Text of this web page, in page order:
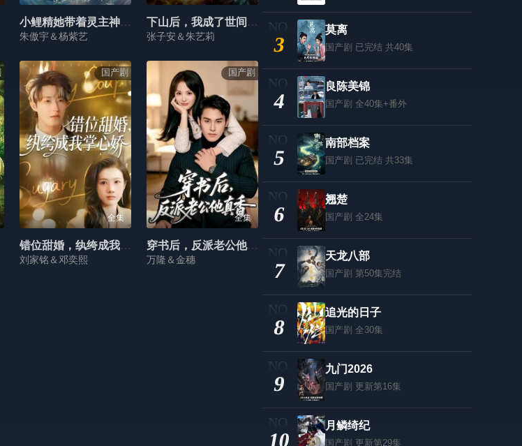
小鲤精她带着灵主神器回来了
朱傲宇＆杨紫艺
下山后，我成了世间唯一真神
张子安＆朱艺莉
国产剧
全集
错位甜婚，纨绔成我掌心娇
刘家铭＆邓奕熙
国产剧
全集
穿书后，反派老公他真香
万隆＆金穗
3
莫离
国产剧 已完结 共40集
4
良陈美锦
国产剧 全40集+番外
5
南部档案
国产剧 已完结 共33集
6
翘楚
国产剧 全24集
7
天龙八部
国产剧 第50集完结
8
追光的日子
国产剧 全30集
9
九门2026
国产剧 更新第16集
10
月鳞绮纪
国产剧 更新第29集